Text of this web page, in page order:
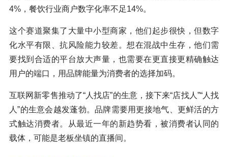
4%，餐饮行业商户数字化率不足14%。
这个赛道聚集了大量中小型商家，他们起步很快，但数字
化水平有限、抗风险能力较差。想在混战中生存，他们需
要找到合适的平台放大声量，也需要在更直接更精确触达
用户的端口，用品牌能量为消费者的选择加码。
互联网新零售推动了“人找店”的生意，接下来“店找人”“人找
人”的生意会越发蓬勃。品牌需要用更接地气、更鲜活的方
式触达消费者。从最近一年的新趋势看，被消费者认同的
载体，可能是老板坐镇的直播间。